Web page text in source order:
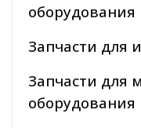
оборудования
Запчасти для
Запчасти для
оборудования